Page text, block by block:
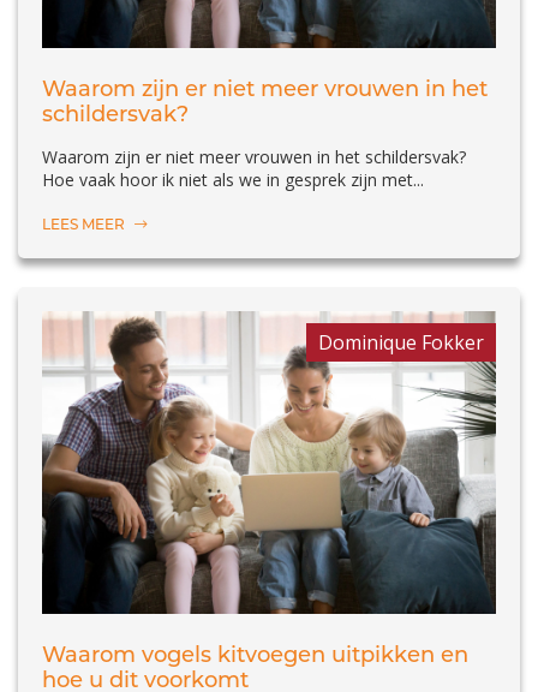
Waarom zijn er niet meer vrouwen in het
schildersvak?
Waarom zijn er niet meer vrouwen in het schildersvak?
Hoe vaak hoor ik niet als we in gesprek zijn met...
LEES MEER
Dominique Fokker
Waarom vogels kitvoegen uitpikken en
hoe u dit voorkomt